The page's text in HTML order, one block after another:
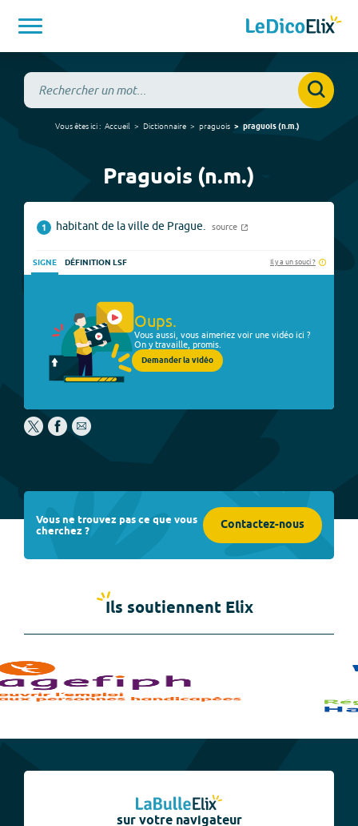
Vous êtes ici : Accueil Dictionnaire praguois praguois(n.m.)
Praguois (n.m.)
1 habitant de la ville de Prague. source
SIGNE DÉFINITION LSF Il y a un souci ?
Oups.
Vous aussi, vous aimeriez voir une vidéo ici ?
On y travaille, promis.
Demander la vidéo
Vous ne trouvez pas ce que vous
cherchez ? Contactez-nous
Ils soutiennent Elix
sur votre navigateur